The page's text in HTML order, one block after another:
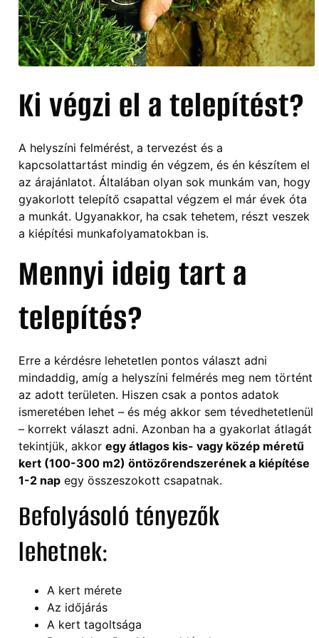
Ki végzi el a telepítést?
A helyszíni felmérést, a tervezést és a
kapcsolattartást mindig én végzem, és én készítem el
az árajánlatot. Általában olyan sok munkám van, hogy
gyakorlott telepítő csapattal végzem el már évek óta
a munkát. Ugyanakkor, ha csak tehetem, részt veszek
a kiépítési munkafolyamatokban is.
Mennyi ideig tart a
telepítés?
Erre a kérdésre lehetetlen pontos választ adni
mindaddig, amíg a helyszíni felmérés meg nem történt
az adott területen. Hiszen csak a pontos adatok
ismeretében lehet – és még akkor sem tévedhetetlenül
– korrekt választ adni. Azonban ha a gyakorlat átlagát
tekintjük, akkor egy átlagos kis- vagy közép méretű
kert (100-300 m2) öntözőrendszerének a kiépítése
1-2 nap egy összeszokott csapatnak.
Befolyásoló tényezők
lehetnek:
A kert mérete
Az időjárás
A kert tagoltsága